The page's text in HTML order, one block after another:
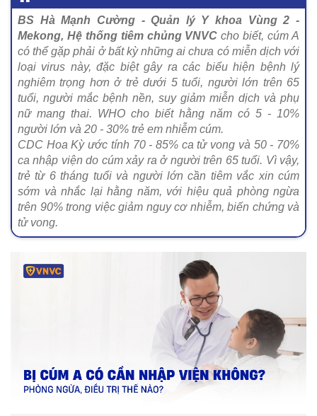
BS Hà Mạnh Cường - Quản lý Y khoa Vùng 2 -
Mekong, Hệ thống tiêm chủng VNVC cho biết, cúm A
có thể gặp phải ở bất kỳ những ai chưa có miễn dịch với
loại virus này, đặc biệt gây ra các biểu hiện bệnh lý
nghiêm trọng hơn ở trẻ dưới 5 tuổi, người lớn trên 65
tuổi, người mắc bệnh nền, suy giảm miễn dịch và phụ
nữ mang thai. WHO cho biết hằng năm có 5 - 10%
người lớn và 20 - 30% trẻ em nhiễm cúm.
CDC Hoa Kỳ ước tính 70 - 85% ca tử vong và 50 - 70%
ca nhập viện do cúm xảy ra ở người trên 65 tuổi. Vì vậy,
trẻ từ 6 tháng tuổi và người lớn cần tiêm vắc xin cúm
sớm và nhắc lại hằng năm, với hiệu quả phòng ngừa
trên 90% trong việc giảm nguy cơ nhiễm, biến chứng và
tử vong.